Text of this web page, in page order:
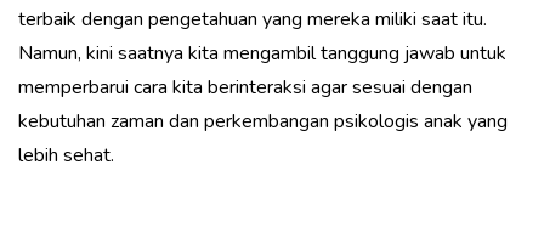
terbaik dengan pengetahuan yang mereka miliki saat itu.
Namun, kini saatnya kita mengambil tanggung jawab untuk
memperbarui cara kita berinteraksi agar sesuai dengan
kebutuhan zaman dan perkembangan psikologis anak yang
lebih sehat.